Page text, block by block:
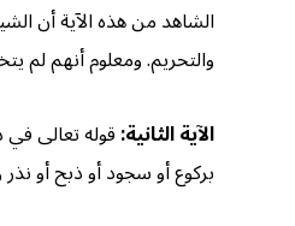
الشاهد من هذه الآية أن
والتحريم. ومعلوم أنهم لم
الآية الثانية:قوله تعالى
بركوع أو سجود أو ذبح أو